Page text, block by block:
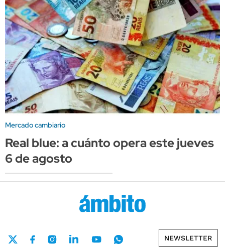
Mercado cambiario
Real blue: a cuánto opera este jueves
6 de agosto
NEWSLETTER